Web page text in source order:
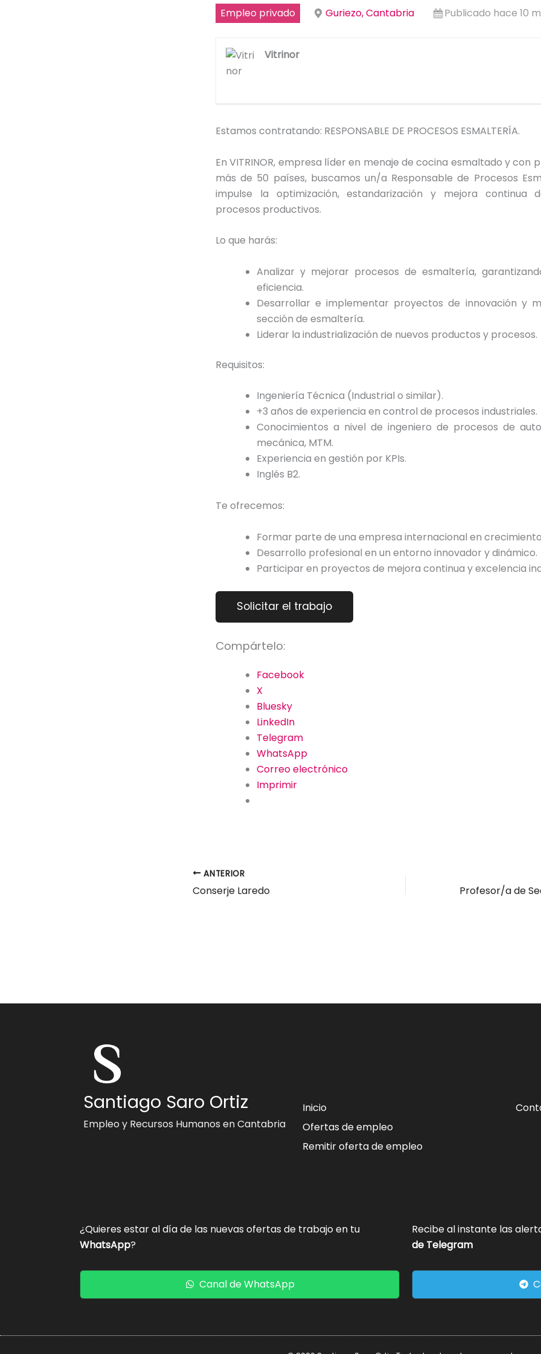
Empleo privado Guriezo, Cantabria Publicado hace 10
Vitrinor
Estamos contratando: RESPONSABLE DE PROCESOS ESMALTERÍA.
En VITRINOR, empresa líder en menaje de cocina esmaltado y con
más de 50 países, buscamos un/a Responsable de Procesos
impulse la optimización, estandarización y mejora continua
procesos productivos.
Lo que harás:
Analizar y mejorar procesos de esmaltería,
eficiencia.
Desarrollar e implementar proyectos de innovación y
sección de esmaltería.
Liderar la industrialización de nuevos productos y procesos.
Requisitos:
Ingeniería Técnica (Industrial o similar).
+3 años de experiencia en control de procesos industriales.
Conocimientos a nivel de ingeniero de procesos de
mecánica, MTM.
Experiencia en gestión por KPIs.
Inglés B2.
Te ofrecemos:
Formar parte de una empresa internacional en
Desarrollo profesional en un entorno innovador y dinámico.
Participar en proyectos de mejora continua y excelencia
Compártelo:
Facebook
X
Bluesky
LinkedIn
Telegram
WhatsApp
Correo electrónico
Imprimir
ANTERIOR
Conserje Laredo
Santiago Saro Ortiz
Empleo y Recursos Humanos en Cantabria
Inicio
Ofertas de empleo
Remitir oferta de empleo
¿Quieres estar al día de las nuevas ofertas de trabajo en tu
WhatsApp?
Canal de WhatsApp
Recibe al instante las
de Telegram